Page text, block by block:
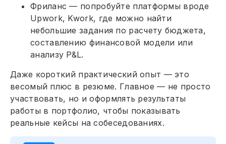
Фриланс — попробуйте платформы вроде
Upwork, Kwork, где можно найти
небольшие задания по расчету бюджета,
составлению финансовой модели или
анализу P&L.
Даже короткий практический опыт — это
весомый плюс в резюме. Главное — не просто
участвовать, но и оформлять результаты
работы в портфолио, чтобы показывать
реальные кейсы на собеседованиях.